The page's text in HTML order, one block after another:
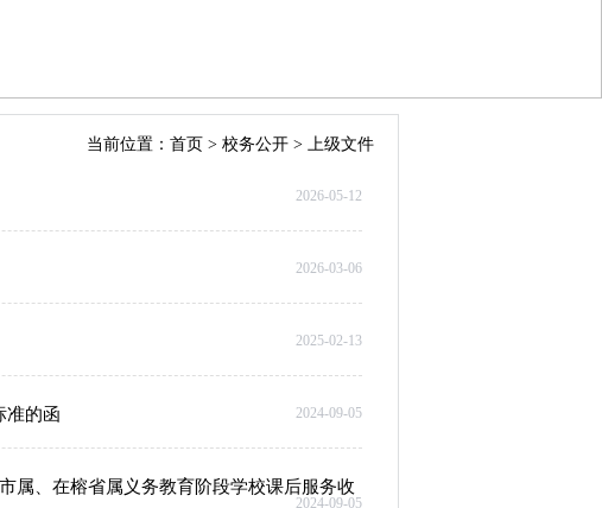
当前位置： 首页 > 校务公开 > 上级文件
2026-05-12
2026-03-06
2025-02-13
准的函 2024-09-05
属、在榕省属义务教育阶段学校课后服务收
2024-09-05